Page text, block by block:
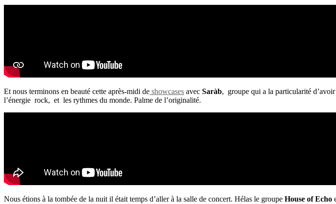
Et nous terminons en beauté cette après-midi de showcases avec Saràb, groupe qui a la particularité
l’énergie rock, et les rythmes du monde. Palme de l’originalité.
Nous étions à la tombée de la nuit il était temps d’aller à la salle de concert. Hélas le groupe House of Echo